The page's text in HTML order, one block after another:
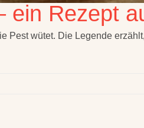
ein Rezept
Pest wütet. Die Legende